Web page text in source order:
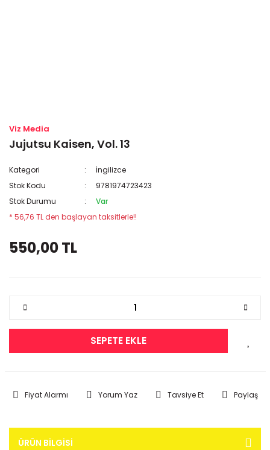
Viz Media
Jujutsu Kaisen, Vol. 13
Kategori
İngilizce
Stok Kodu
9781974723423
Stok Durumu
Var
* 56,76 TL den başlayan taksitlerle!!
550,00 TL
SEPETE EKLE
Fiyat Alarmı Yorum Yaz Tavsiye Et Paylaş
ÜRÜN BILGISI